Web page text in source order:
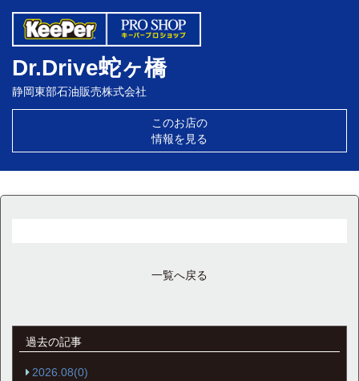
Dr.Drive蛇ヶ橋
静岡東部石油販売株式会社
このお店の
情報を見る
一覧へ戻る
過去の記事
2026.08(0)